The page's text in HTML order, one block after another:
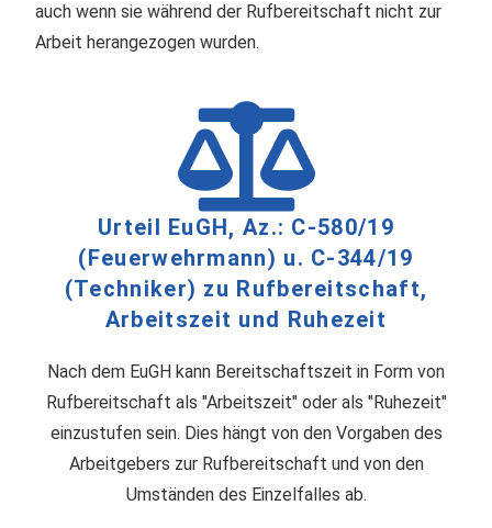
auch wenn sie während der Rufbereitschaft nicht zur
Arbeit herangezogen wurden.
Urteil EuGH, Az.: C-580/19
(Feuerwehrmann) u. C-344/19
(Techniker) zu Rufbereitschaft,
Arbeitszeit und Ruhezeit
Nach dem EuGH kann Bereitschaftszeit in Form von
Ruf­be­reit­schaft als "Ar­beits­zeit" oder als "Ru­he­zeit"
ein­zu­stu­fen sein. Dies hängt von den Vorgaben des
Arbeitgebers zur Rufbereitschaft und von den
Umständen des Einzelfalles ab.